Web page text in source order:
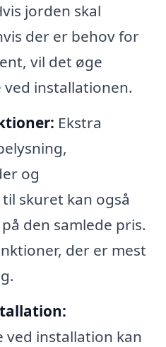
jorden skal
der er behov for
vil det øge
installationen.
Ekstra
og
skuret kan også
den samlede pris.
der er mest
ved installation kan